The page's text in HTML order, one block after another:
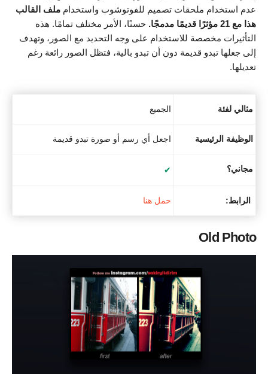
عدم استخدام ملحقات تصميم للفوتوشوب واستخدام ملف القالب
هذا مع 21 مؤثرًا قديمًا مدمجًا.
حسنًا، الأمر مختلف تمامًا. هذه
التأثيرات مخصصة للاستخدام على وجه التحديد مع الصور، وتهدف
إلى جعلها تبدو قديمة دون أن تبدو بالية، فتظل الصور رائعة رغم
تعديلها.
مثالي لفئة الجميع
الوظيفة الرئيسية اجعل أي رسم أو صورة تبدو قديمة
مجاني؟ ✔
الرابط: حمل هنا
Old Photo